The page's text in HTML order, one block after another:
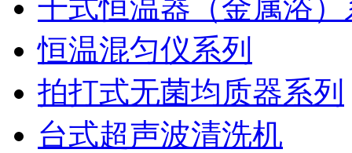
干式恒温器（金属浴）
恒温混匀仪系列
拍打式无菌均质器系列
台式超声波清洗机